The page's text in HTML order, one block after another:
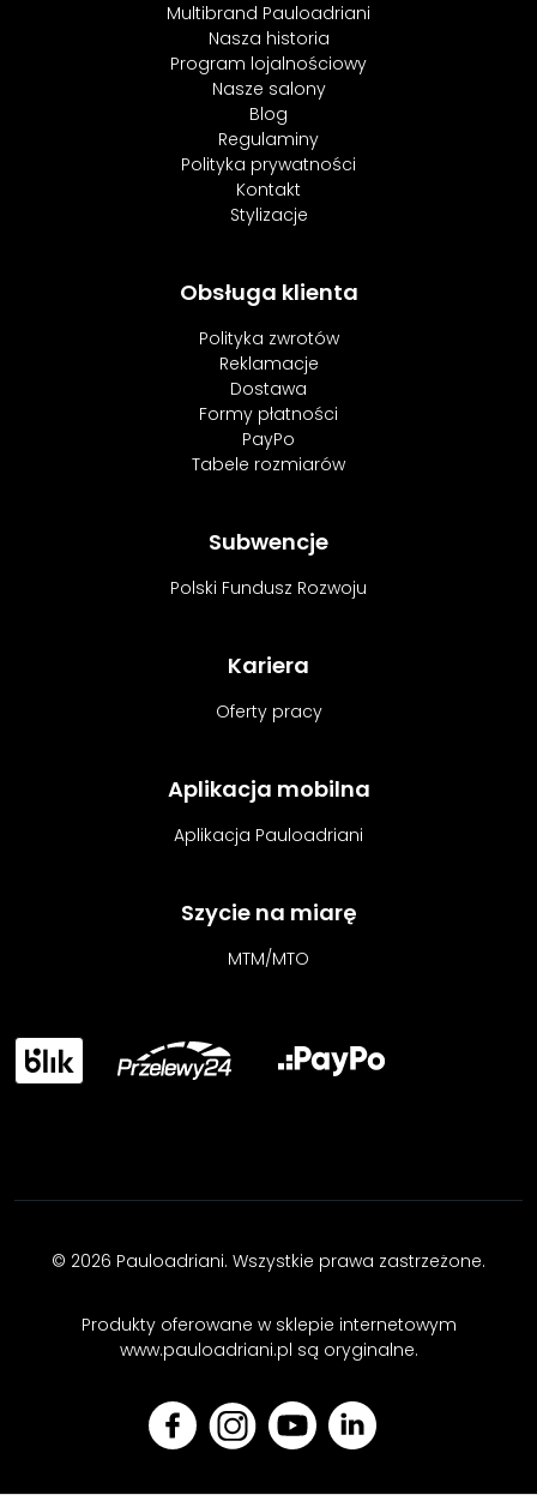
Multibrand Pauloadriani
Nasza historia
Program lojalnościowy
Nasze salony
Blog
Regulaminy
Polityka prywatności
Kontakt
Stylizacje
Obsługa klienta
Polityka zwrotów
Reklamacje
Dostawa
Formy płatności
PayPo
Tabele rozmiarów
Subwencje
Polski Fundusz Rozwoju
Kariera
Oferty pracy
Aplikacja mobilna
Aplikacja Pauloadriani
Szycie na miarę
MTM/MTO
© 2026 Pauloadriani. Wszystkie prawa zastrzeżone.
Produkty oferowane w sklepie internetowym
www.pauloadriani.pl są oryginalne.